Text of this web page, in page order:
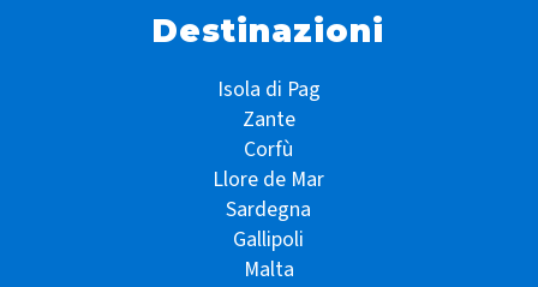
Destinazioni
Isola di Pag
Zante
Corfù
Llore de Mar
Sardegna
Gallipoli
Malta